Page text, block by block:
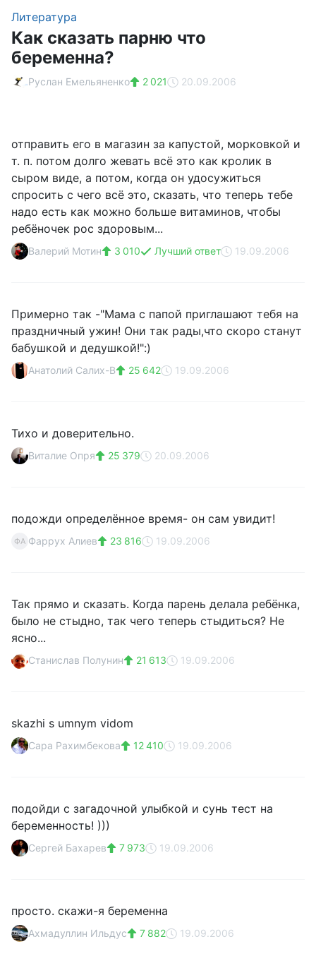
Литература
Как сказать парню что
беременна?
Руслан Емельяненко 2 021 20.09.2006
отправить его в магазин за капустой, морковкой и
т. п. потом долго жевать всё это как кролик в
сыром виде, а потом, когда он удосужиться
спросить с чего всё это, сказать, что теперь тебе
надо есть как можно больше витаминов, чтобы
ребёночек рос здоровым...
Валерий Мотин 3 010 Лучший ответ 19.09.2006
Примерно так -"Мама с папой приглашают тебя на
праздничный ужин! Они так рады,что скоро станут
бабушкой и дедушкой!":)
Анатолий Салих-В 25 642 19.09.2006
Тихо и доверительно.
Виталие Опря 25 379 20.09.2006
подожди определённое время- он сам увидит!
ФА Фаррух Алиев 23 816 19.09.2006
Так прямо и сказать. Когда парень делала ребёнка,
было не стыдно, так чего теперь стыдиться? Не
ясно...
Станислав Полунин 21 613 19.09.2006
skazhi s umnym vidom
Сара Рахимбекова 12 410 19.09.2006
подойди с загадочной улыбкой и сунь тест на
беременность! )))
Сергей Бахарев 7 973 19.09.2006
просто. скажи-я беременна
Ахмадуллин Ильдус 7 882 19.09.2006